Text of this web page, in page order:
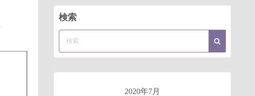
検索
2020年7月